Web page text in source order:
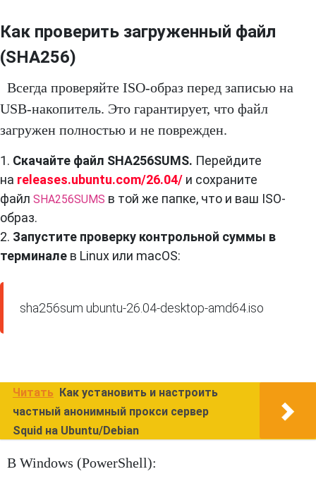
Как проверить загруженный файл
(SHA256)
Всегда проверяйте ISO-образ перед записью на
USB-накопитель. Это гарантирует, что файл
загружен полностью и не поврежден.
1. Скачайте файл SHA256SUMS. Перейдите
на releases.ubuntu.com/26.04/ и сохраните
файл SHA256SUMS в той же папке, что и ваш ISO-
образ.
2. Запустите проверку контрольной суммы в
терминале в Linux или macOS:
sha256sum ubuntu-26.04-desktop-amd64.iso
Читать
Как установить и настроить
частный анонимный прокси сервер
Squid на Ubuntu/Debian
В Windows (PowerShell):